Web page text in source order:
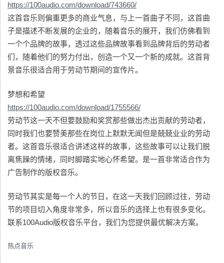
https://100audio.com/download/743660/
这首音乐则偏重更多的商业气息，与上一首曲子不同，这首曲
子是描述不断发展的企业的，随着音乐的展开，我们仿佛看到
一个个品牌的故事，透过这些品牌故事看到品牌背后的劳动者
们，随着他们的努力付出，创造一个又一个新的成就。这首背
景音乐很适合用于劳动节期间的宣传片。
梦想和希望
https://100audio.com/download/1755566/
劳动节这一天不但要鼓励和奖赏那些做出杰出贡献的劳动者，
同时我们也要赞美那些在岗位上默默无闻但是兢兢业业的劳动
者。这首音乐很适合讲述这样的故事，这些故事可以让我们脱
离焦躁的情绪，同时脚踏实地心怀希望。是一首非常适合作为
广告制作的版权音乐。
劳动节其实是每一个人的节日，在这一天我们回顾过往，劳动
节的项目切入角度非常多，所以音乐的选择上也有很多变化。
联系100Audio版权音乐平台，我们为您提供最优解决方案。
热点音乐